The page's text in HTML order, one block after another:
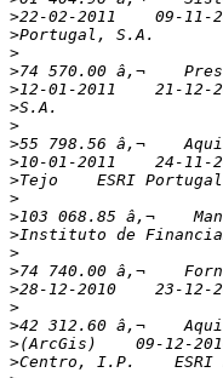
>
>
>
>
>
>
>
>
>
>
>
>
>
>
>
>
>
>
>
>